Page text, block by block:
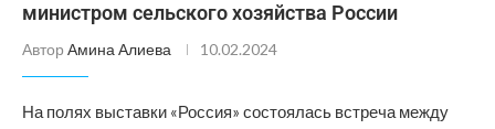
министром сельского хозяйства России
Автор Амина Алиева 10.02.2024
На полях выставки «Россия» состоялась встреча между